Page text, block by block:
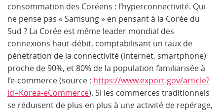
consommation des Coréens : l’hyperconnectivité. Qui
ne pense pas « Samsung » en pensant à la Corée du
Sud ? La Corée est même leader mondial des
connexions haut-débit, comptabilisant un taux de
pénétration de la connectivité (internet, smartphone)
proche de 90%, et 80% de la population familiarisée à
l’e-commerce (source : https://www.export.gov/article?
id=Korea-eCommerce). Si les commerces traditionnels
se réduisent de plus en plus à une activité de repérage,